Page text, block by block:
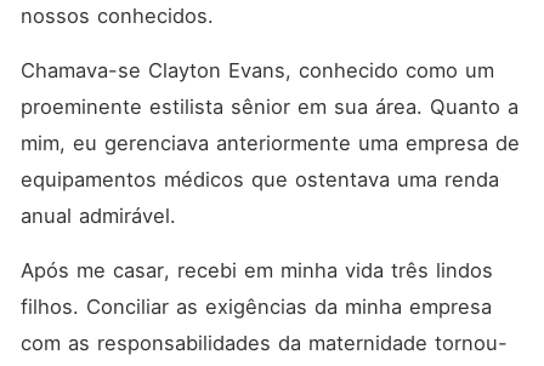
guerra difícil. Mas vou lutar
até as últimas
consequências!
nossos conhecidos.
Chamava-se Clayton Evans, conhecido como um
proeminente estilista sênior em sua área. Quanto a
mim, eu gerenciava anteriormente uma empresa de
equipamentos médicos que ostentava uma renda
anual admirável.
Após me casar, recebi em minha vida três lindos
filhos. Conciliar as exigências da minha empresa
com as responsabilidades da maternidade tornou-